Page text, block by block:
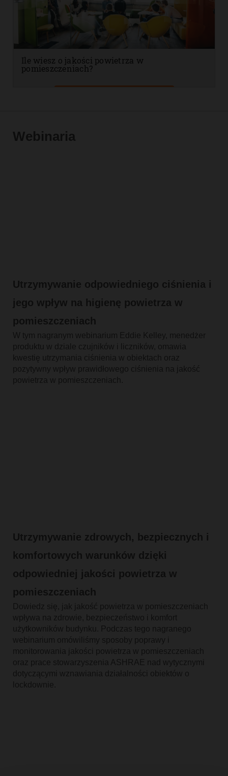
Webinaria
Utrzymywanie odpowiedniego ciśnienia i
jego wpływ na higienę powietrza w
pomieszczeniach
W tym nagranym webinarium Eddie Kelley, menedżer
produktu w dziale czujników i liczników, omawia
kwestię utrzymania ciśnienia w obiektach oraz
pozytywny wpływ prawidłowego ciśnienia na jakość
powietrza w pomieszczeniach.
Utrzymywanie zdrowych, bezpiecznych i
komfortowych warunków dzięki
odpowiedniej jakości powietrza w
pomieszczeniach
Dowiedz się, jak jakość powietrza w pomieszczeniach
wpływa na zdrowie, bezpieczeństwo i komfort
użytkowników budynku. Podczas tego nagranego
webinarium omówiliśmy sposoby poprawy i
monitorowania jakości powietrza w pomieszczeniach
oraz prace stowarzyszenia ASHRAE nad wytycznymi
dotyczącymi wznawiania działalności obiektów o
lockdownie.